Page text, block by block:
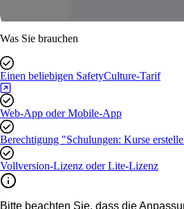
Was Sie brauchen
Einen beliebigen SafetyCulture-Tarif
Web-App oder Mobile-App
Berechtigung "Schulungen: Kurse
Vollversion-Lizenz oder Lite-Lizenz
Bitte beachten Sie, dass die